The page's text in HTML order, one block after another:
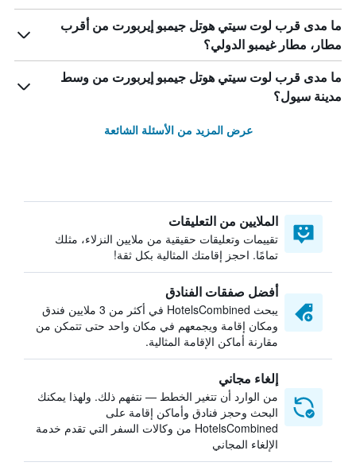
ما مدى قرب لوت سيتي هوتل جيمبو إيربورت من أقرب
مطار، مطار غيمبو الدولي؟
ما مدى قرب لوت سيتي هوتل جيمبو إيربورت من وسط
مدينة سيول؟
عرض المزيد من الأسئلة الشائعة
الملايين من التعليقات
تقييمات وتعليقات حقيقية من ملايين النزلاء، مثلك
تمامًا. احجز إقامتك المثالية بكل ثقة!
أفضل صفقات الفنادق
يبحث HotelsCombined في أكثر من 3 ملايين فندق
ومكان إقامة ويجمعهم في مكان واحد حتى تتمكن من
مقارنة أماكن الإقامة المثالية.
إلغاء مجاني
من الوارد أن تتغير الخطط — نتفهم ذلك. ولهذا يمكنك
البحث وحجز فنادق وأماكن إقامة على
HotelsCombined من وكالات السفر التي تقدم خدمة
الإلغاء المجاني